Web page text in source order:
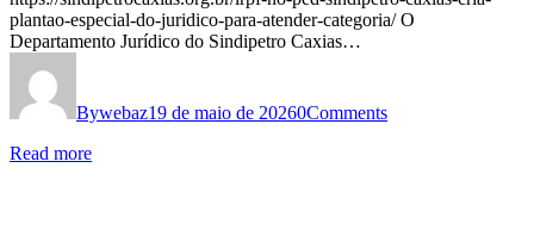
plantao-especial-do-juridico-para-atender-categoria/ O
Departamento Jurídico do Sindipetro Caxias…
Bywebaz19 de maio de 20260Comments
Read more